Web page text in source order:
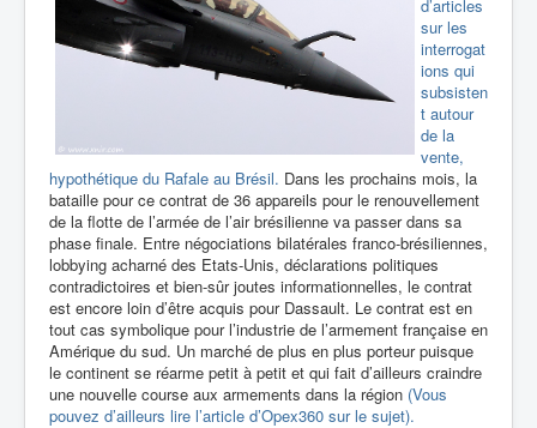
d’articles
sur les
interrogat
ions qui
subsisten
t autour
de la
vente,
hypothétique du Rafale au Brésil. Dans les prochains mois, la
bataille pour ce contrat de 36 appareils pour le renouvellement
de la flotte de l’armée de l’air brésilienne va passer dans sa
phase finale. Entre négociations bilatérales franco-brésiliennes,
lobbying acharné des Etats-Unis, déclarations politiques
contradictoires et bien-sûr joutes informationnelles, le contrat
est encore loin d’être acquis pour Dassault. Le contrat est en
tout cas symbolique pour l’industrie de l’armement française en
Amérique du sud. Un marché de plus en plus porteur puisque
le continent se réarme petit à petit et qui fait d’ailleurs craindre
une nouvelle course aux armements dans la région (Vous
pouvez d’ailleurs lire l’article d’Opex360 sur le sujet).